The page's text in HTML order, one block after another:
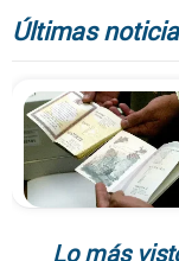
Últimas
Lo más